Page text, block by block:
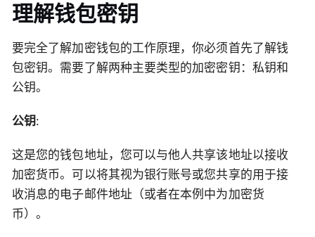
理解钱包密钥
要完全了解加密钱包的工作原理，你必须首先了解钱
包密钥。需要了解两种主要类型的加密密钥：私钥和
公钥。
公钥:
这是您的钱包地址，您可以与他人共享该地址以接收
加密货币。可以将其视为银行账号或您共享的用于接
收消息的电子邮件地址（或者在本例中为加密货
币）。